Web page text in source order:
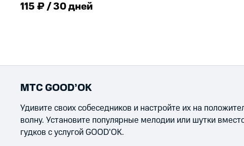
115 ₽ / 30 дней
МТС GOOD’OK
Удивите своих собеседников и настройте их на
волну. Установите популярные мелодии или шутки
гудков с услугой GOOD’OK.